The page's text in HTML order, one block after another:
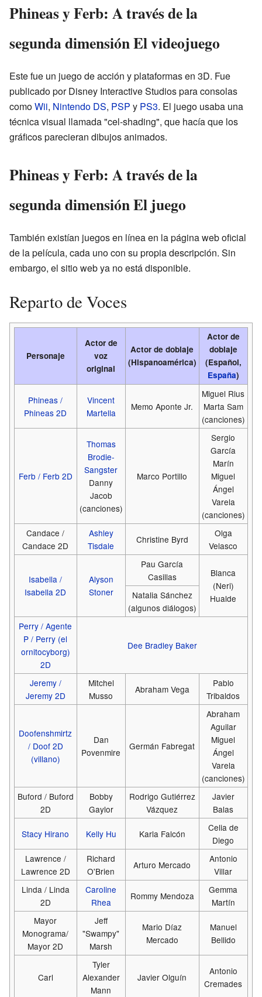
Phineas y Ferb: A través de la
segunda dimensión El videojuego
Este fue un juego de acción y plataformas en 3D. Fue
publicado por Disney Interactive Studios para consolas
comoWii, Nintendo DS, PSP y PS3. El juego usaba una
técnica visual llamada "cel-shading", que hacía que los
gráficos parecieran dibujos animados.
Phineas y Ferb: A través de la
segunda dimensión El juego
También existían juegos en línea en la página web oficial
de la película, cada uno con su propia descripción. Sin
embargo, el sitio web ya no está disponible.
Reparto de Voces
Personaje
Actor de
voz
original
Actor de doblaje
(Hispanoamérica)
Actor de
doblaje
(Español,
España)
Phineas /
Phineas 2D
Vincent
Martella
Memo Aponte Jr.
Miguel Rius
Marta Sam
(canciones)
Ferb / Ferb 2D
Thomas
Brodie-
Sangster
Danny
Jacob
(canciones)
Marco Portillo
Sergio
García
Marín
Miguel
Ángel
Varela
(canciones)
Candace /
Candace 2D
Ashley
Tisdale
Christine Byrd
Olga
Velasco
Isabella /
Isabella 2D
Alyson
Stoner
Pau García
Casillas
Blanca
(Neri)
Hualde
Natalia Sánchez
(algunos diálogos)
Perry / Agente
P / Perry (el
ornitocyborg)
2D
Dee Bradley Baker
Jeremy /
Jeremy 2D
Mitchel
Musso
Abraham Vega
Pablo
Tribaldos
Doofenshmirtz
/ Doof 2D
(villano)
Dan
Povenmire
Germán Fabregat
Abraham
Aguilar
Miguel
Ángel
Varela
(canciones)
Buford / Buford
2D
Bobby
Gaylor
Rodrigo Gutiérrez
Vázquez
Javier
Balas
Stacy Hirano Kelly Hu Karla Falcón
Celia de
Diego
Lawrence /
Lawrence 2D
Richard
O'Brien
Arturo Mercado
Antonio
Villar
Linda / Linda
2D
Caroline
Rhea
Rommy Mendoza
Gemma
Martín
Mayor
Monograma/
Mayor 2D
Jeff
"Swampy"
Marsh
Mario Díaz
Mercado
Manuel
Bellido
Carl
Tyler
Alexander
Mann
Javier Olguín
Antonio
Cremades